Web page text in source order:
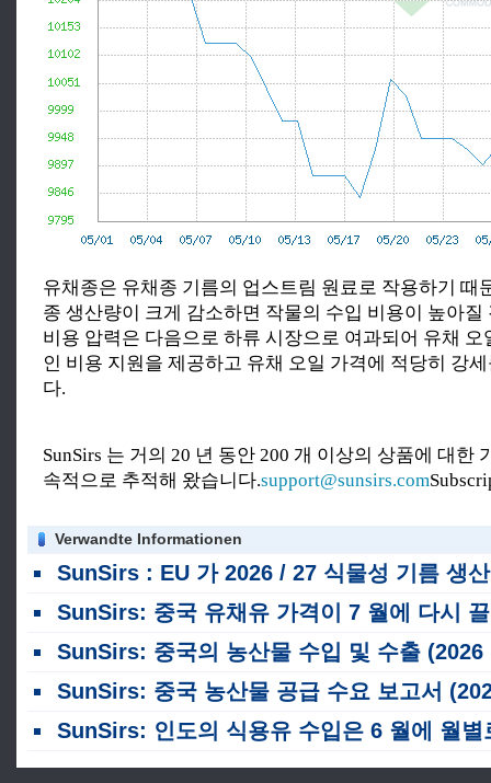
유채종은 유채종 기름의 업스트림 원료로 작용하기 때
종 생산량이 크게 감소하면 작물의 수입 비용이 높아질
비용 압력은 다음으로 하류 시장으로 여과되어 유채 오
인 비용 지원을 제공하고 유채 오일 가격에 적당히 강
다.
SunSirs 는 거의 20 년 동안 200 개 이상의 상품에 대한
속적으로 추적해 왔습니다.support@sunsirs.com
Verwandte Informationen
SunSirs : EU 가 2026 / 27 식물성 기름 생산 예측을 낮추었습니
SunSirs: 중국 유채유 가격이 7 월에 다시 끌어오기 전에 상승
SunSirs: 중국의 농산물 수입 및 수출 (2026 년 1 월 ~ 6 월)
SunSirs: 중국 농산물 공급 수요 보고서 (2026 년 7
SunSirs: 인도의 식용유 수입은 6 월에 월별로 급격히 하락했습니